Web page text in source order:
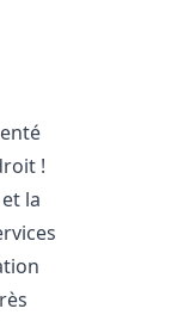
!
la